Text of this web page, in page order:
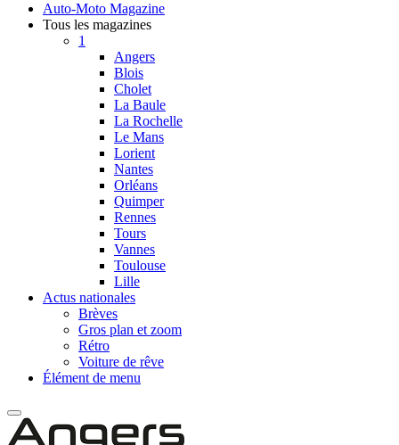
Auto-Moto Magazine
Tous les magazines
1
Angers
Blois
Cholet
La Baule
La Rochelle
Le Mans
Lorient
Nantes
Orléans
Quimper
Rennes
Tours
Vannes
Toulouse
Lille
Actus nationales
Brèves
Gros plan et zoom
Rétro
Voiture de rêve
Élément de menu